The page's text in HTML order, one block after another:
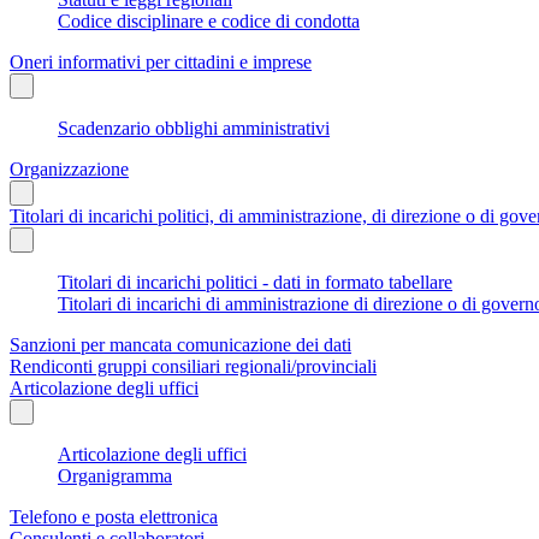
Codice disciplinare e codice di condotta
Oneri informativi per cittadini e imprese
Scadenzario obblighi amministrativi
Organizzazione
Titolari di incarichi politici, di amministrazione, di direzione o di
Titolari di incarichi politici - dati in formato tabellare
Titolari di incarichi di amministrazione di direzione o di
Sanzioni per mancata comunicazione dei dati
Rendiconti gruppi consiliari regionali/provinciali
Articolazione degli uffici
Articolazione degli uffici
Organigramma
Telefono e posta elettronica